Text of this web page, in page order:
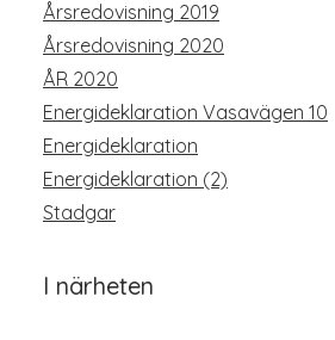
Årsredovisning 2019
Årsredovisning 2020
ÅR 2020
Energideklaration Vasavägen 10
Energideklaration
Energideklaration (2)
Stadgar
I närheten